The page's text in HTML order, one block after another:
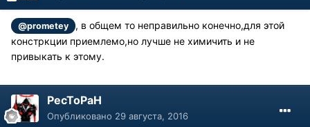
@prometey
, в общем то неправильно конечно,для этой
констркции приемлемо,но лучше не химичить и не
привыкать к этому.
PecToPaH
Опубликовано 29 августа, 2016